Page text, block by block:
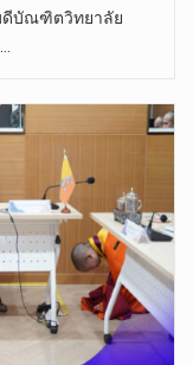
บัณฑิตวิทยาลัย